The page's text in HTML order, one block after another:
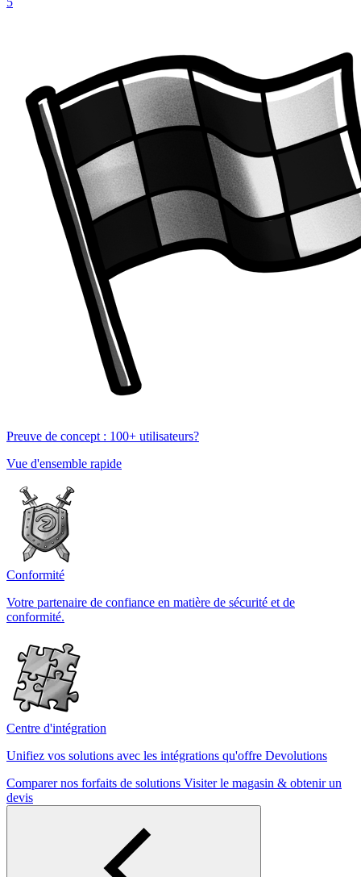
Preuve de concept : 100+ utilisateurs?
Vue d'ensemble rapide
Conformité
Votre partenaire de confiance en matière de sécurité et de
conformité.
Centre d'intégration
Unifiez vos solutions avec les intégrations qu'offre Devolutions
Comparer nos forfaits de solutions Visiter le magasin & obtenir un
devis